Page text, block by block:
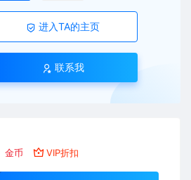
进入TA的主页
联系我
金币 VIP折扣